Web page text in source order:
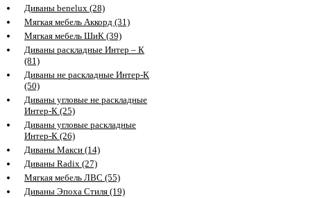
Диваны benelux (28)
Мягкая мебель Аккорд (31)
Мягкая мебель ШиК (39)
Диваны раскладные Интер – К
(81)
Диваны не раскладные Интер-К
(50)
Диваны угловые не раскладные
Интер-К (25)
Диваны угловые раскладные
Интер-К (26)
Диваны Макси (14)
Диваны Radix (27)
Мягкая мебель ЛВС (55)
Диваны Эпоха Стиля (19)